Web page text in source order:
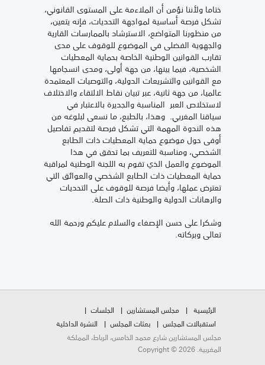
ختاما ولأننا نؤمن أن الملاءمة على المستوى القانوني،
تشكل فرصة أساسية لمواجهة التحديات، فإنه يتعين،
من منظورنا المتواضع، الاسترشاد بالممارسات القارية
والجهوية الفضلى في الموضوع للوقوف على مدى
تقارب القوانين الوطنية الخاصة بحماية المعطيات
الشخصية، فيما بينها، من جهة أولى، ومدى انسجامها
مع القوانين والتشريعات الدولية، والتوصيات المعتمدة
عالميا، من جهة ثانية، عبر تبيان نقاط الالتقاء والاختلاف
لاستخلاص العبر المناسبة والجديرة بالاعتبار في
سياقنا المغربي. وهذا، بالطبع، ما نسعى لبلوغه من
هذه الندوة المهمة التي تشكل فرصة لتقديم تفاصيل
أوفى حول موضوع حماية المعطيات ذات الطابع
الشخصي، ومناسبة للتعريف بما تحقق في هذا
الموضوع والعمل الذي تقوم به اللجنة الوطنية لمراقبة
حماية المعطيات ذات الطابع الشخصي والعوائق التي
تعترض عملها، وأيضا فرصة للوقوف على التحديات
والرهانات الدولية والوطنية ذات الصلة.
وشكرا على حسن الإصغاء والسلام عليكم ورحمة الله
تعالى وبركاته.
الرئيسية مجلس المستشارين
الجلسات
استقبالات المجلس
بعثات المجلس
النشرة الداخلية
مجلس المستشارين شارع محمد الخامس، الرباط، المملكة
المغربية. Copyright © 2026